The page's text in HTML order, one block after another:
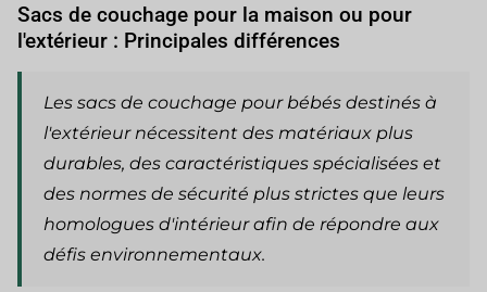
Sacs de couchage pour la maison ou pour
l'extérieur : Principales différences
Les sacs de couchage pour bébés destinés à
l'extérieur nécessitent des matériaux plus
durables, des caractéristiques spécialisées et
des normes de sécurité plus strictes que leurs
homologues d'intérieur afin de répondre aux
défis environnementaux.